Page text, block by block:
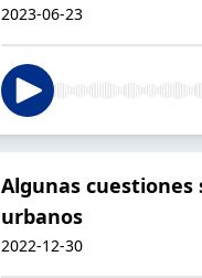
2023-06-23
Algunas cuestiones
urbanos
2022-12-30